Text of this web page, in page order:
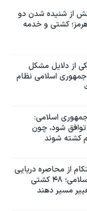
از شنیده شدن دو
هرمز؛ کشتی و خدمه
از دلایل مشکل
جمهوری اسلامی نظام
اسلامی:
شود، چون
کشته شوند
از محاصره دریایی
علیه جمهوری اسلامی؛ ۴۸ کشتی
مسیر دهند